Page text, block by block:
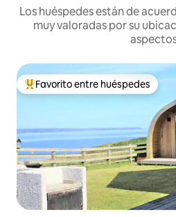
Los huéspedes están de
muy valoradas por su
Favorito entre huéspedes preferido
Favorito entre huéspedes